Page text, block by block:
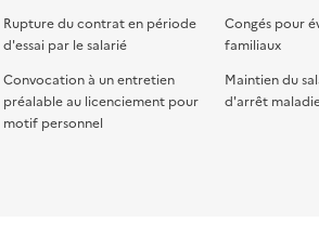
Rupture du contrat en période
d'essai par le salarié
Convocation à un entretien
préalable au licenciement pour
motif personnel
Congés pour
familiaux
Maintien du
d'arrêt